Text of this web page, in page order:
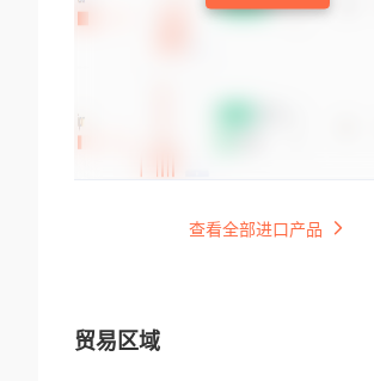
查看全部进口产品
贸易区域